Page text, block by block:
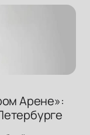
Арене»: